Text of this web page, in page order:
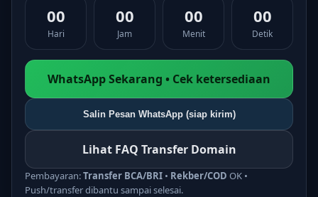
00
Hari
00
Jam
00
Menit
00
Detik
WhatsApp Sekarang • Cek ketersediaan
Salin Pesan WhatsApp (siap kirim)
Lihat FAQ Transfer Domain
Pembayaran:Transfer BCA/BRI • Rekber/COD OK •
Push/transfer dibantu sampai selesai.